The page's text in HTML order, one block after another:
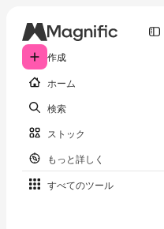
作成
ホーム
検索
ストック
もっと詳しく
すべてのツール